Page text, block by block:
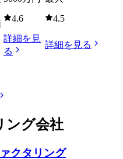
4.6 4.5
詳細を見
る
詳細を見る
ング会社
クタリング